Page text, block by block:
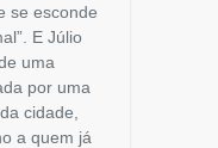
se esconde
E Júlio
uma
por uma
cidade,
a quem já